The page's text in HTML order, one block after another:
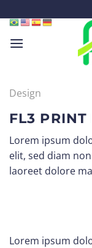
to
content
Design
FL3 PRINT
Lorem ipsum
elit, sed diam
laoreet dolore
Lorem ipsum